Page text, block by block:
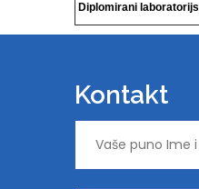
Diplomirani
Kontakt